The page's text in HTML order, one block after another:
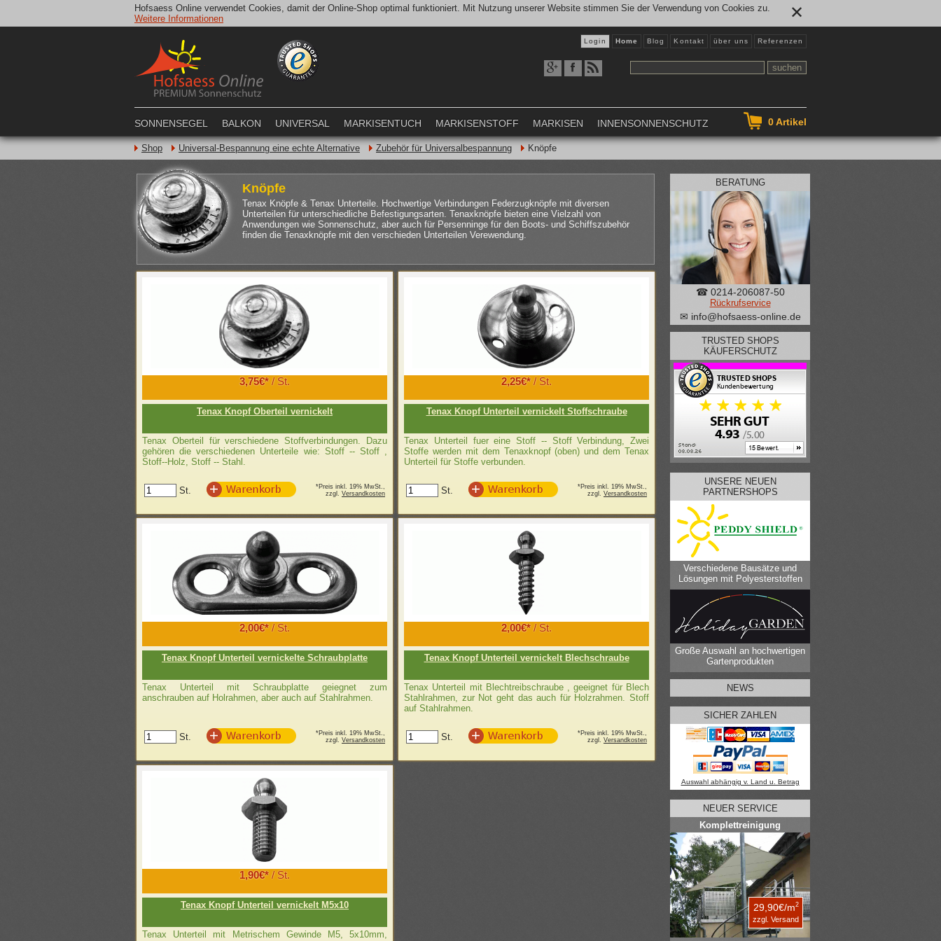
Hofsaess Online verwendet Cookies, damit der Online-Shop optimal funktioniert. Mit Nutzung unserer Website stimmen Sie der Verwendung von Cookies zu.
Weitere Informationen
✕
Login Home Blog Kontakt über uns Referenzen
0Artikel
SONNENSEGEL BALKON UNIVERSAL MARKISENTUCH MARKISENSTOFF MARKISEN INNENSONNENSCHUTZ
Shop Universal-Bespannung eine echte Alternative Zubehör für Universalbespannung Knöpfe
Knöpfe
Tenax Knöpfe & Tenax Unterteile. Hochwertige Verbindungen Federzugknöpfe mit diversen
Unterteilen für unterschiedliche Befestigungsarten. Tenaxknöpfe bieten eine Vielzahl von
Anwendungen wie Sonnenschutz, aber auch für Persenninge für den Boots- und Schiffszubehör
finden die Tenaxknöpfe mit den verschieden Unterteilen Verewendung.
3,75€*/ St.
Tenax Knopf Oberteil vernickelt
Tenax Oberteil für verschiedene Stoffverbindungen. Dazu
gehören die verschiedenen Unterteile wie: Stoff -- Stoff ,
Stoff--Holz, Stoff -- Stahl.
St.
*Preis inkl. 19% MwSt.,
zzgl. Versandkosten
2,25€*/ St.
Tenax Knopf Unterteil vernickelt Stoffschraube
Tenax Unterteil fuer eine Stoff -- Stoff Verbindung, Zwei
Stoffe werden mit dem Tenaxknopf (oben) und dem Tenax
Unterteil für Stoffe verbunden.
St.
*Preis inkl. 19% MwSt.,
zzgl. Versandkosten
2,00€*/ St.
Tenax Knopf Unterteil vernickelte Schraubplatte
Tenax Unterteil mit Schraubplatte geiegnet zum
anschrauben auf Holrahmen, aber auch auf Stahlrahmen.
St.
*Preis inkl. 19% MwSt.,
zzgl. Versandkosten
2,00€*/ St.
Tenax Knopf Unterteil vernickelt Blechschraube
Tenax Unterteil mit Blechtreibschraube , geeignet für Blech
Stahlrahmen, zur Not geht das auch für Holzrahmen. Stoff
auf Stahlrahmen.
St.
*Preis inkl. 19% MwSt.,
zzgl. Versandkosten
1,90€*/ St.
Tenax Knopf Unterteil vernickelt M5x10
Tenax Unterteil mit Metrischem Gewinde M5, 5x10mm,
BERATUNG
☎ 0214-206087-50
Rückrufservice
✉ info@hofsaess-online.de
TRUSTED SHOPS
KÄUFERSCHUTZ
UNSERE NEUEN
PARTNERSHOPS
Verschiedene Bausätze und
Lösungen mit Polyesterstoffen
Große Auswahl an hochwertigen
Gartenprodukten
NEWS
SICHER ZAHLEN
Auswahl abhängig v. Land u. Betrag
NEUER SERVICE
Komplettreinigung
29,90€/m2
zzgl. Versand